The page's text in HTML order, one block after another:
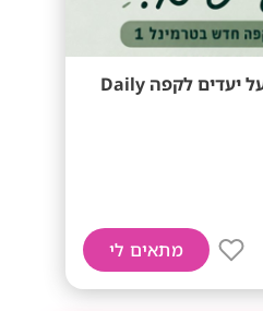
שכר גבוה ובונסים על יעדים לקפה Daily
מתאים לי